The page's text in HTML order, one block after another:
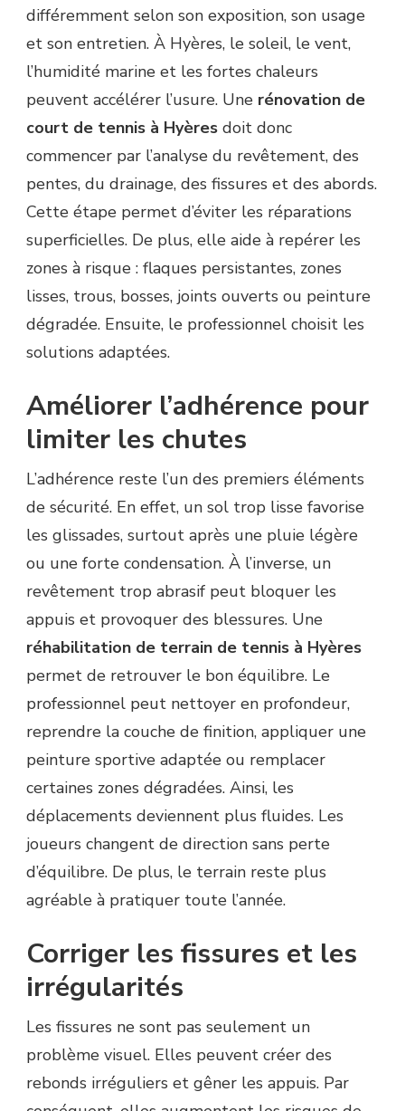
différemment selon son exposition, son usage
et son entretien. À Hyères, le soleil, le vent,
l’humidité marine et les fortes chaleurs
peuvent accélérer l’usure. Une rénovation de
court de tennis à Hyères doit donc
commencer par l’analyse du revêtement, des
pentes, du drainage, des fissures et des abords.
Cette étape permet d’éviter les réparations
superficielles. De plus, elle aide à repérer les
zones à risque : flaques persistantes, zones
lisses, trous, bosses, joints ouverts ou peinture
dégradée. Ensuite, le professionnel choisit les
solutions adaptées.
Améliorer l’adhérence pour
limiter les chutes
L’adhérence reste l’un des premiers éléments
de sécurité. En effet, un sol trop lisse favorise
les glissades, surtout après une pluie légère
ou une forte condensation. À l’inverse, un
revêtement trop abrasif peut bloquer les
appuis et provoquer des blessures. Une
réhabilitation de terrain de tennis à Hyères
permet de retrouver le bon équilibre. Le
professionnel peut nettoyer en profondeur,
reprendre la couche de finition, appliquer une
peinture sportive adaptée ou remplacer
certaines zones dégradées. Ainsi, les
déplacements deviennent plus fluides. Les
joueurs changent de direction sans perte
d’équilibre. De plus, le terrain reste plus
agréable à pratiquer toute l’année.
Corriger les fissures et les
irrégularités
Les fissures ne sont pas seulement un
problème visuel. Elles peuvent créer des
rebonds irréguliers et gêner les appuis. Par